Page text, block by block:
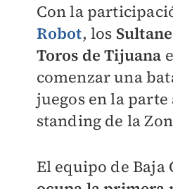
Con la
Robot, los
Toros de Tijuana
comenzar una
juegos en la
standing de la
El equipo de